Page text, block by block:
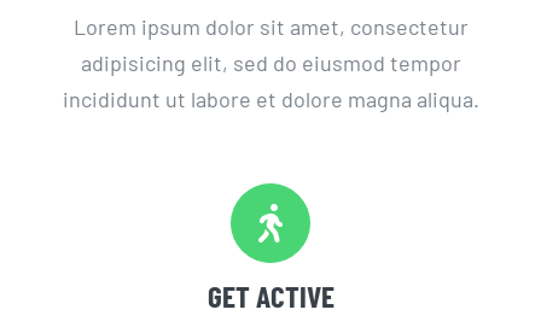
Lorem ipsum dolor sit amet, consectetur
adipisicing elit, sed do eiusmod tempor
incididunt ut labore et dolore magna aliqua.
GET ACTIVE